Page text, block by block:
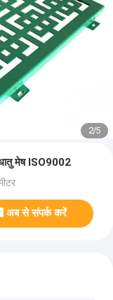
2/5
मेष ISO9002
अब से संपर्क करें